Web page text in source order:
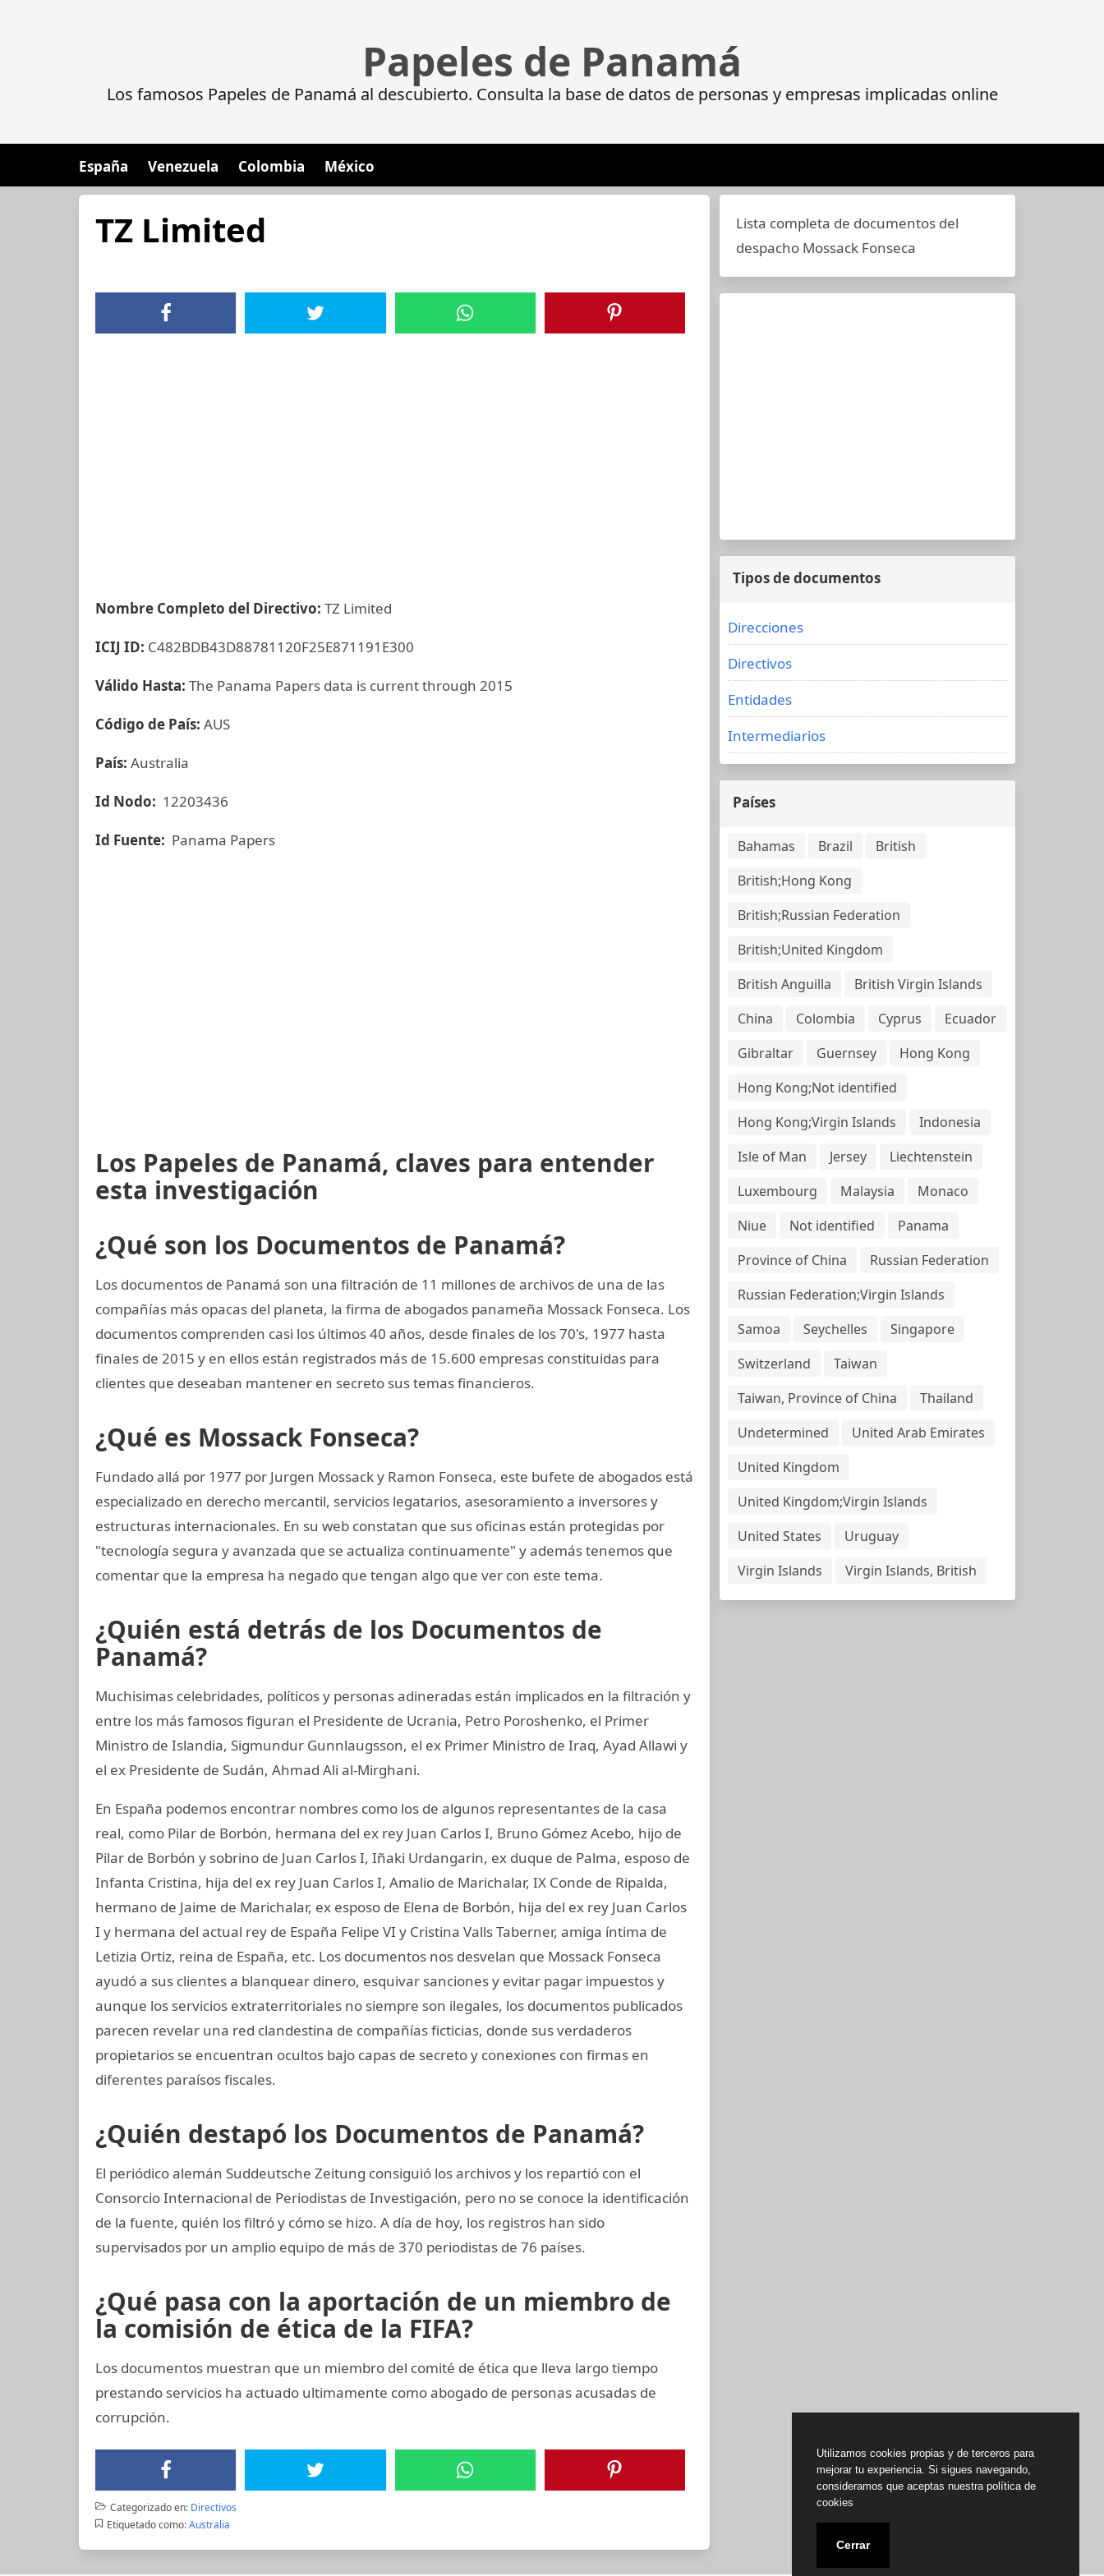
Papeles de Panamá
Los famosos Papeles de Panamá al descubierto. Consulta la base de datos de personas y empresas implicadas online
España Venezuela Colombia México
TZ Limited
Nombre Completo del Directivo: TZ Limited
ICIJ ID: C482BDB43D88781120F25E871191E300
Válido Hasta: The Panama Papers data is current through 2015
Código de País: AUS
País: Australia
Id Nodo: 12203436
Id Fuente: Panama Papers
Los Papeles de Panamá, claves para entender
esta investigación
¿Qué son los Documentos de Panamá?
Los documentos de Panamá son una filtración de 11 millones de archivos de una de las
compañías más opacas del planeta, la firma de abogados panameña Mossack Fonseca. Los
documentos comprenden casi los últimos 40 años, desde finales de los 70's, 1977 hasta
finales de 2015 y en ellos están registrados más de 15.600 empresas constituidas para
clientes que deseaban mantener en secreto sus temas financieros.
¿Qué es Mossack Fonseca?
Fundado allá por 1977 por Jurgen Mossack y Ramon Fonseca, este bufete de abogados está
especializado en derecho mercantil, servicios legatarios, asesoramiento a inversores y
estructuras internacionales. En su web constatan que sus oficinas están protegidas por
"tecnología segura y avanzada que se actualiza continuamente" y además tenemos que
comentar que la empresa ha negado que tengan algo que ver con este tema.
¿Quién está detrás de los Documentos de
Panamá?
Muchisimas celebridades, políticos y personas adineradas están implicados en la filtración y
entre los más famosos figuran el Presidente de Ucrania, Petro Poroshenko, el Primer
Ministro de Islandia, Sigmundur Gunnlaugsson, el ex Primer Ministro de Iraq, Ayad Allawi y
el ex Presidente de Sudán, Ahmad Ali al-Mirghani.
En España podemos encontrar nombres como los de algunos representantes de la casa
real, como Pilar de Borbón, hermana del ex rey Juan Carlos I, Bruno Gómez Acebo, hijo de
Pilar de Borbón y sobrino de Juan Carlos I, Iñaki Urdangarin, ex duque de Palma, esposo de
Infanta Cristina, hija del ex rey Juan Carlos I, Amalio de Marichalar, IX Conde de Ripalda,
hermano de Jaime de Marichalar, ex esposo de Elena de Borbón, hija del ex rey Juan Carlos
I y hermana del actual rey de España Felipe VI y Cristina Valls Taberner, amiga íntima de
Letizia Ortiz, reina de España, etc. Los documentos nos desvelan que Mossack Fonseca
ayudó a sus clientes a blanquear dinero, esquivar sanciones y evitar pagar impuestos y
aunque los servicios extraterritoriales no siempre son ilegales, los documentos publicados
parecen revelar una red clandestina de compañías ficticias, donde sus verdaderos
propietarios se encuentran ocultos bajo capas de secreto y conexiones con firmas en
diferentes paraísos fiscales.
¿Quién destapó los Documentos de Panamá?
El periódico alemán Suddeutsche Zeitung consiguió los archivos y los repartió con el
Consorcio Internacional de Periodistas de Investigación, pero no se conoce la identificación
de la fuente, quién los filtró y cómo se hizo. A día de hoy, los registros han sido
supervisados por un amplio equipo de más de 370 periodistas de 76 países.
¿Qué pasa con la aportación de un miembro de
la comisión de ética de la FIFA?
Los documentos muestran que un miembro del comité de ética que lleva largo tiempo
prestando servicios ha actuado ultimamente como abogado de personas acusadas de
corrupción.
Categorizado en: Directivos
Etiquetado como: Australia
Lista completa de documentos del
despacho Mossack Fonseca
Tipos de documentos
Direcciones
Directivos
Entidades
Intermediarios
Países
Bahamas Brazil
British
British;Hong Kong
British;Russian Federation
British;United Kingdom
British Anguilla
British Virgin Islands
China
Colombia Cyprus
Ecuador
Gibraltar
Guernsey
Hong Kong
Hong Kong;Not identified
Hong Kong;Virgin Islands
Indonesia
Isle of Man
Jersey
Liechtenstein
Luxembourg
Malaysia
Monaco
Niue
Not identified
Panama
Province of China
Russian Federation
Russian Federation;Virgin Islands
Samoa
Seychelles
Singapore
Switzerland
Taiwan
Taiwan, Province of China
Thailand
Undetermined
United Arab Emirates
United Kingdom
United Kingdom;Virgin Islands
United States
Uruguay
Virgin Islands
Virgin Islands, British
Utilizamos cookies propias y de terceros para
mejorar tu experiencia. Si sigues navegando,
consideramos que aceptas nuestra política de
cookies
Cerrar